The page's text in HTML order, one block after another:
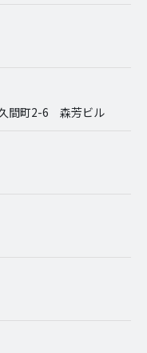
間町2-6 森芳ビル